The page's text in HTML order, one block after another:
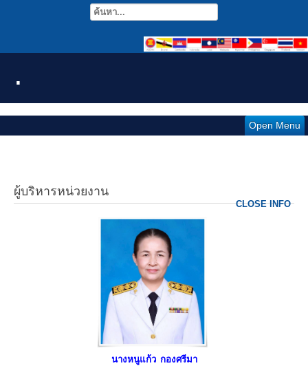
.
Open Menu
ผู้บริหารหน่วยงาน
นางหนูแก้ว กองศรีมา
CLOSE INFO